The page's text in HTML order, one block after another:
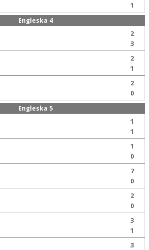
1
Engleska 4
2
3
2
1
2
0
Engleska 5
1
1
1
0
7
0
2
0
3
1
3